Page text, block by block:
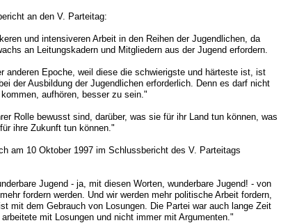
an den V. Parteitag:
und intensiveren Arbeit in den Reihen der Jugendlichen, da
an Leitungskadern und Mitgliedern aus der Jugend erfordern.
anderen Epoche, weil diese die schwierigste und härteste ist, ist
der Ausbildung der Jugendlichen erforderlich. Denn es darf nicht
aufhören, besser zu sein."
Rolle bewusst sind, darüber, was sie für ihr Land tun können, was
ihre Zukunft tun können."
am 10 Oktober 1997 im Schlussbericht des V. Parteitags
Jugend - ja, mit diesen Worten, wunderbare Jugend! - von
fordern werden. Und wir werden mehr politische Arbeit fordern,
mit dem Gebrauch von Losungen. Die Partei war auch lange Zeit
mit Losungen und nicht immer mit Argumenten."